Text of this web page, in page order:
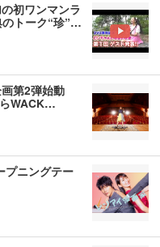
初ワンマンラ
トーク“珍”…
画第2弾始動
WACK…
プニングテー